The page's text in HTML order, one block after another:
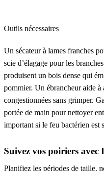
Outils nécessaires
Un sécateur à lames franches
scie d’élagage pour les
produisent un bois dense qui
pommier. Un ébrancheur aide à
congestionnées sans grimper.
portée de main pour nettoyer
important si le feu bactérien est
Suivez vos poiriers avec
Planifiez les périodes de taille,